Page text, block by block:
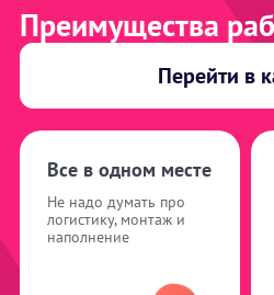
Преимущества
Перейти в
Все в одном месте
Не надо думать про
логистику, монтаж и
наполнение